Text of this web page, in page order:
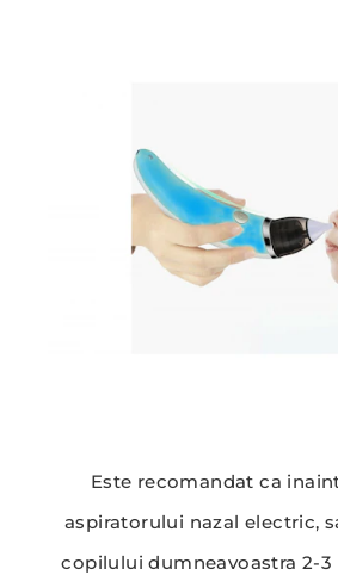
Este recomandat ca
aspiratorului nazal electric,
copilului dumneavoastra 2-